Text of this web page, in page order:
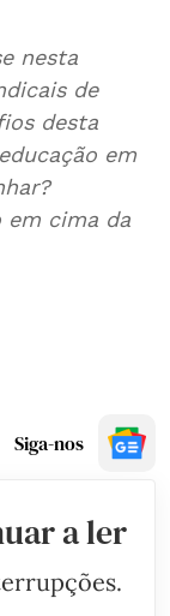
nesta
de
desta
em
cima da
Siga-nos
a ler